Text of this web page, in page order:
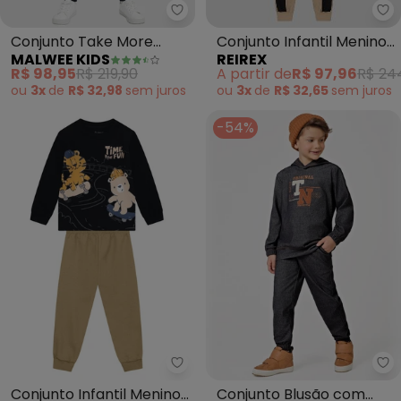
Malwee Kids - Conjunto Take
Conjunto Take More
Adventures em
Moletinho (Preto)
MALWEE KIDS
R$ 98,95R$ 219,90
ou 3x de R$ 32,98 sem juros
Conjunto Infantil Menino
Jaqueta Estampa Game
e Calça (Preto)
REIREX
A partir deR$ 97,96R$
ou 3x de R$ 32,65 sem juros
Brandili - Conjunto Infantil
Conjunto Infantil Menino
-54%
Conjunto Blusão com